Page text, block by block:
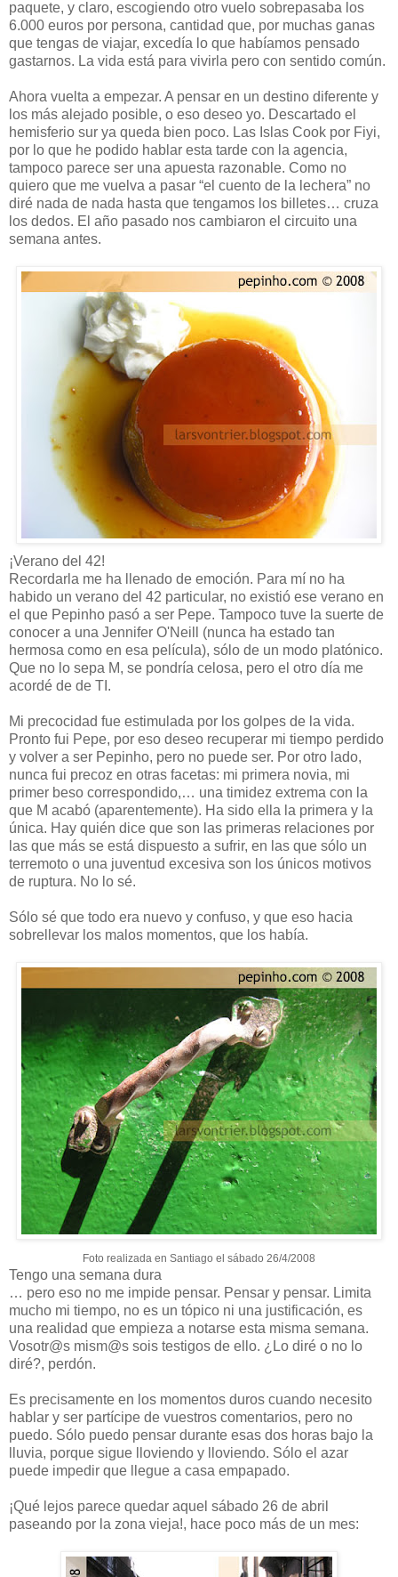
paquete, y claro, escogiendo otro vuelo sobrepasaba los
6.000 euros por persona, cantidad que, por muchas ganas
que tengas de viajar, excedía lo que habíamos pensado
gastarnos. La vida está para vivirla pero con sentido común.
Ahora vuelta a empezar. A pensar en un destino diferente y
los más alejado posible, o eso deseo yo. Descartado el
hemisferio sur ya queda bien poco. Las Islas Cook por Fiyi,
por lo que he podido hablar esta tarde con la agencia,
tampoco parece ser una apuesta razonable. Como no
quiero que me vuelva a pasar “el cuento de la lechera” no
diré nada de nada hasta que tengamos los billetes… cruza
los dedos. El año pasado nos cambiaron el circuito una
semana antes.
¡Verano del 42!
Recordarla me ha llenado de emoción. Para mí no ha
habido un verano del 42 particular, no existió ese verano en
el que Pepinho pasó a ser Pepe. Tampoco tuve la suerte de
conocer a una Jennifer O'Neill (nunca ha estado tan
hermosa como en esa película), sólo de un modo platónico.
Que no lo sepa M, se pondría celosa, pero el otro día me
acordé de de TI.
Mi precocidad fue estimulada por los golpes de la vida.
Pronto fui Pepe, por eso deseo recuperar mi tiempo perdido
y volver a ser Pepinho, pero no puede ser. Por otro lado,
nunca fui precoz en otras facetas: mi primera novia, mi
primer beso correspondido,… una timidez extrema con la
que M acabó (aparentemente). Ha sido ella la primera y la
única. Hay quién dice que son las primeras relaciones por
las que más se está dispuesto a sufrir, en las que sólo un
terremoto o una juventud excesiva son los únicos motivos
de ruptura. No lo sé.
Sólo sé que todo era nuevo y confuso, y que eso hacia
sobrellevar los malos momentos, que los había.
Foto realizada en Santiago el sábado 26/4/2008
Tengo una semana dura
… pero eso no me impide pensar. Pensar y pensar. Limita
mucho mi tiempo, no es un tópico ni una justificación, es
una realidad que empieza a notarse esta misma semana.
Vosotr@s mism@s sois testigos de ello. ¿Lo diré o no lo
diré?, perdón.
Es precisamente en los momentos duros cuando necesito
hablar y ser partícipe de vuestros comentarios, pero no
puedo. Sólo puedo pensar durante esas dos horas bajo la
lluvia, porque sigue lloviendo y lloviendo. Sólo el azar
puede impedir que llegue a casa empapado.
¡Qué lejos parece quedar aquel sábado 26 de abril
paseando por la zona vieja!, hace poco más de un mes: